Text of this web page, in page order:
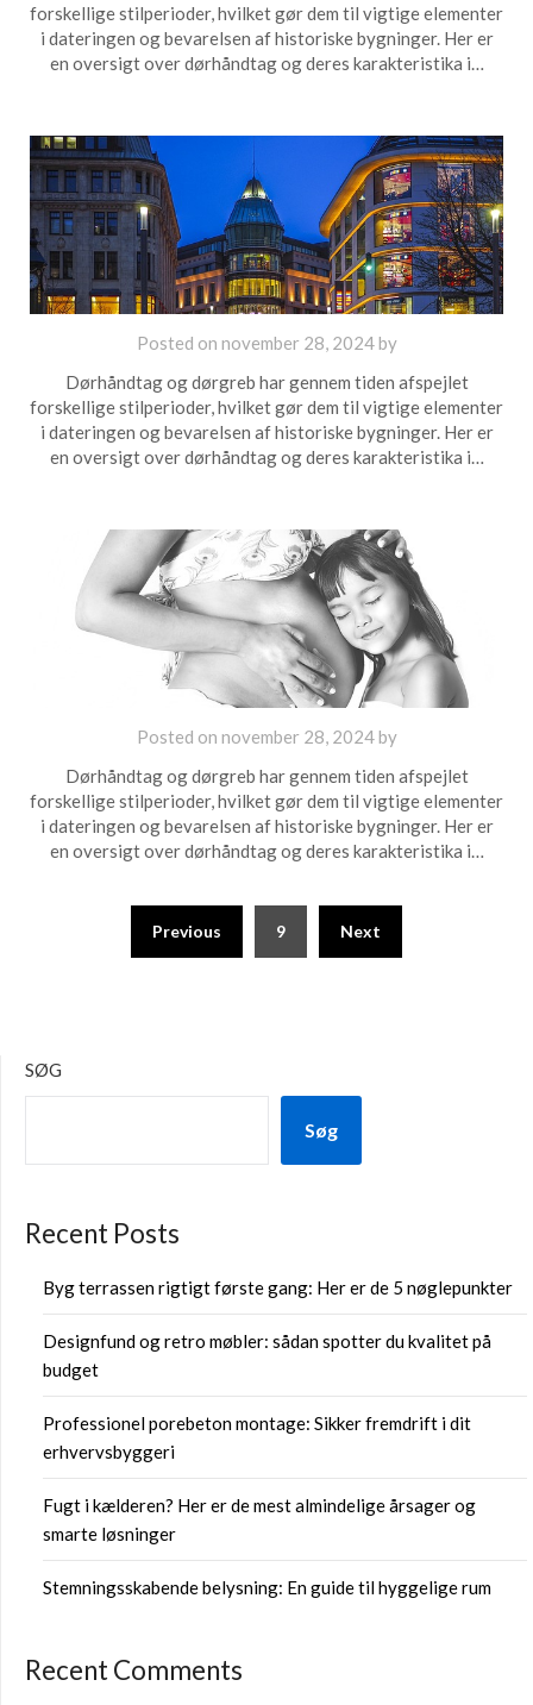
forskellige stilperioder, hvilket gør dem til vigtige elementer
i dateringen og bevarelsen af historiske bygninger. Her er
en oversigt over dørhåndtag og deres karakteristika i…
Posted on november 28, 2024by
Dørhåndtag og dørgreb har gennem tiden afspejlet
forskellige stilperioder, hvilket gør dem til vigtige elementer
i dateringen og bevarelsen af historiske bygninger. Her er
en oversigt over dørhåndtag og deres karakteristika i…
Posted on november 28, 2024by
Dørhåndtag og dørgreb har gennem tiden afspejlet
forskellige stilperioder, hvilket gør dem til vigtige elementer
i dateringen og bevarelsen af historiske bygninger. Her er
en oversigt over dørhåndtag og deres karakteristika i…
Previous 9 Next
SØG
Søg
Recent Posts
Byg terrassen rigtigt første gang: Her er de 5 nøglepunkter
Designfund og retro møbler: sådan spotter du kvalitet på
budget
Professionel porebeton montage: Sikker fremdrift i dit
erhvervsbyggeri
Fugt i kælderen? Her er de mest almindelige årsager og
smarte løsninger
Stemningsskabende belysning: En guide til hyggelige rum
Recent Comments